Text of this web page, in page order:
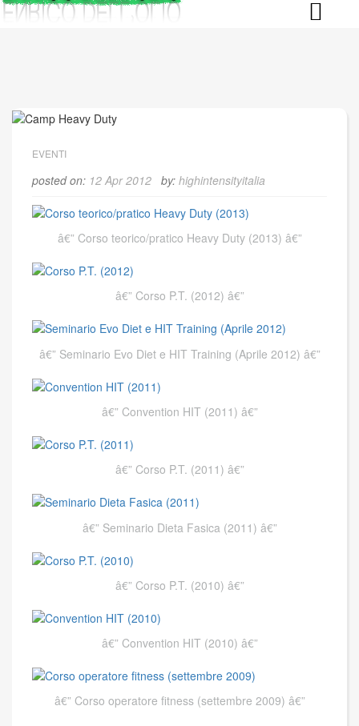
Skip
EVENTI
posted on: 12 Apr 2012 by: highintensityitalia
Corso teorico/pratico Heavy Duty (2013)
Corso P.T. (2012)
Seminario Evo Diet e HIT Training (Aprile 2012)
Convention HIT (2011)
Corso P.T. (2011)
Seminario Dieta Fasica (2011)
Corso P.T. (2010)
Convention HIT (2010)
Corso operatore fitness (settembre 2009)